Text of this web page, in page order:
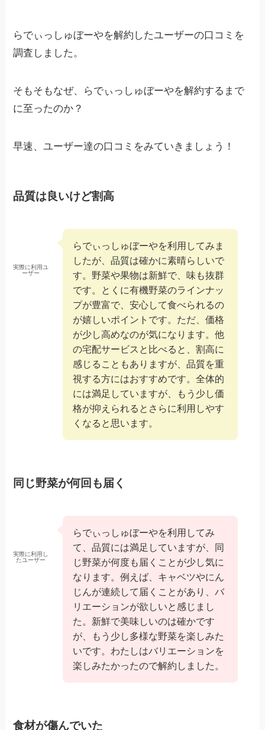
らでぃっしゅぼーやを解約したユーザーの口コミを
調査しました。
そもそもなぜ、らでぃっしゅぼーやを解約するまで
に至ったのか？
早速、ユーザー達の口コミをみていきましょう！
品質は良いけど割高
実際に利用ユ
ーザー
らでぃっしゅぼーやを利用してみま
したが、品質は確かに素晴らしいで
す。野菜や果物は新鮮で、味も抜群
です。とくに有機野菜のラインナッ
プが豊富で、安心して食べられるの
が嬉しいポイントです。ただ、価格
が少し高めなのが気になります。他
の宅配サービスと比べると、割高に
感じることもありますが、品質を重
視する方にはおすすめです。全体的
には満足していますが、もう少し価
格が抑えられるとさらに利用しやす
くなると思います。
同じ野菜が何回も届く
実際に利用し
たユーザー
らでぃっしゅぼーやを利用してみ
て、品質には満足していますが、同
じ野菜が何度も届くことが少し気に
なります。例えば、キャベツやにん
じんが連続して届くことがあり、バ
リエーションが欲しいと感じまし
た。新鮮で美味しいのは確かです
が、もう少し多様な野菜を楽しみた
いです。わたしはバリエーションを
楽しみたかったので解約しました。
食材が傷んでいた